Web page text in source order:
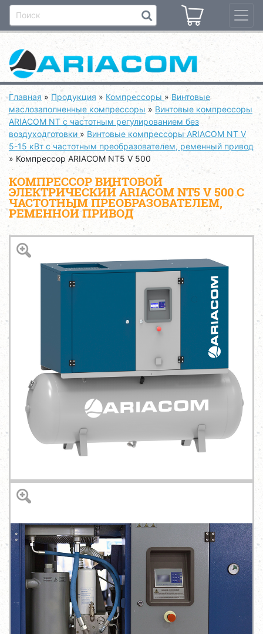
Главная » Продукция » Компрессоры » Винтовые
маслозаполненные компрессоры » Винтовые компрессоры
ARIACOM NT с частотным регулированием без
воздуходготовки » Винтовые компрессоры ARIACOM NT V
5-15 кВт с частотным преобразователем, ременный привод
» Компрессор ARIACOM NT5 V 500
КОМПРЕССОР ВИНТОВОЙ
ЭЛЕКТРИЧЕСКИЙ ARIACOM NT5 V 500 С
ЧАСТОТНЫМ ПРЕОБРАЗОВАТЕЛЕМ,
РЕМЕННОЙ ПРИВОД